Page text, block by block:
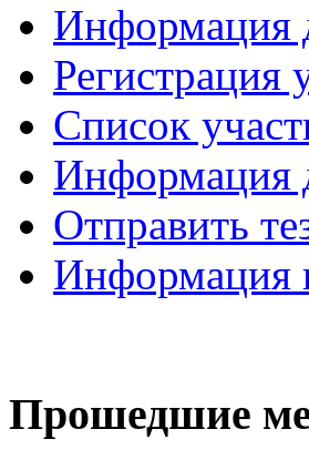
Информация
Регистрация
Список
Информация
Отправить
Информация
Прошедшие